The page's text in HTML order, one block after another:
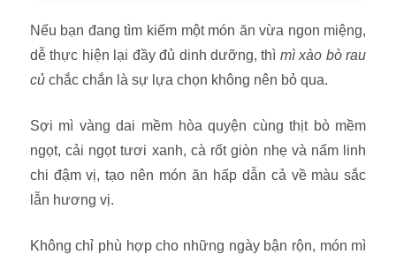
Nếu bạn đang tìm kiếm một món ăn vừa ngon miệng,
dễ thực hiện lại đầy đủ dinh dưỡng, thì mì xào bò rau
củchắc chắn là sự lựa chọn không nên bỏ qua.
Sợi mì vàng dai mềm hòa quyện cùng thịt bò mềm
ngọt, cải ngọt tươi xanh, cà rốt giòn nhẹ và nấm linh
chi đậm vị, tạo nên món ăn hấp dẫn cả về màu sắc
lẫn hương vị.
Không chỉ phù hợp cho những ngày bận rộn, món mì